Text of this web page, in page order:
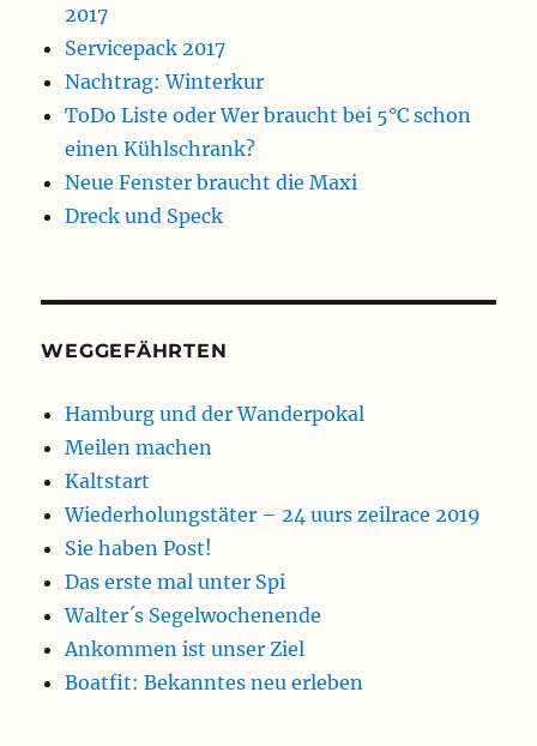
2017
Servicepack 2017
Nachtrag: Winterkur
ToDo Liste oder Wer braucht bei 5°C schon
einen Kühlschrank?
Neue Fenster braucht die Maxi
Dreck und Speck
WEGGEFÄHRTEN
Hamburg und der Wanderpokal
Meilen machen
Kaltstart
Wiederholungstäter – 24 uurs zeilrace 2019
Sie haben Post!
Das erste mal unter Spi
Walter´s Segelwochenende
Ankommen ist unser Ziel
Boatfit: Bekanntes neu erleben